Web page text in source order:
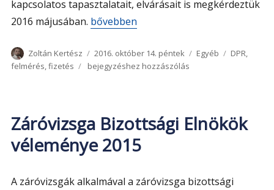
kapcsolatos tapasztalatait, elvárásait is megkérdeztük
2016 májusában. „Fizetéssel kapcsolatos tapasztalatok,
bővebben
Szerző
Zoltán Kertész Közzétéve
2016. október 14. péntek Kategória
Egyéb Címke
DPR,
felmérés,fizetés
Fizetéssel
DPR
2016
bejegyzéshez hozzászólás
Záróvizsga Bizottsági Elnökök
véleménye 2015
A záróvizsgák alkalmával a záróvizsga bizottsági